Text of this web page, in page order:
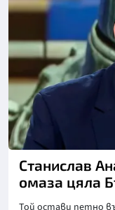
Снимка: Нова
Станислав
омаза цяла
Той остави петно